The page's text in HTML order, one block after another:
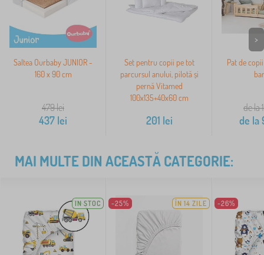
Saltea Ourbaby JUNIOR -
160 x 90 cm
479lei
437 lei
Set pentru copii pe tot
parcursul anului, pilotă și
pernă Vitamed
100x135+40x60 cm
201 lei
Pat de
de la
de la
>
MAI MULTE DIN ACEASTĂ CATEGORIE:
IN STOC -25% ÎN 14 ZILE -26%